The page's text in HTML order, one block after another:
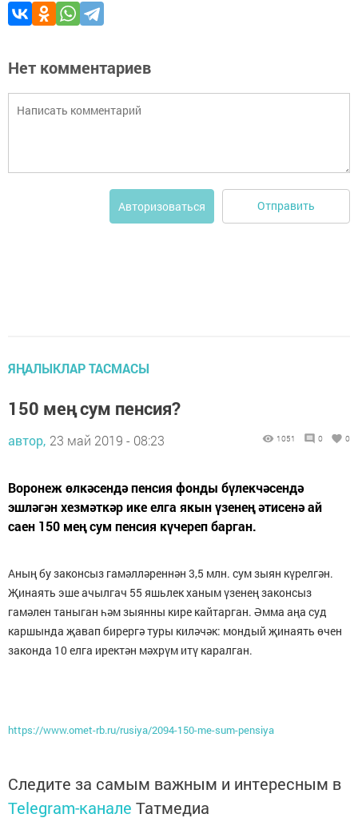
Нет комментариев
Авторизоваться Отправить
ЯҢАЛЫКЛАР ТАСМАСЫ
150 мең сум пенсия?
автор, 23 май 2019 - 08:23 1051 0 0
Воронеж өлкәсендә пенсия фонды бүлекчәсендә
эшләгән хезмәткәр ике елга якын үзенең әтисенә ай
саен 150 мең сум пенсия күчереп барган.
Аның бу законсыз гамәлләреннән 3,5 млн. сум зыян күрелгән.
Җинаять эше ачылгач 55 яшьлек ханым үзенең законсыз
гамәлен таныган һәм зыянны кире кайтарган. Әмма аңа суд
каршында җавап бирергә туры киләчәк: мондый җинаять өчен
законда 10 елга иректән мәхрүм итү каралган.
https://www.omet-rb.ru/rusiya/2094-150-me-sum-pensiya
Следите за самым важным и интересным в
Telegram-канале Татмедиа